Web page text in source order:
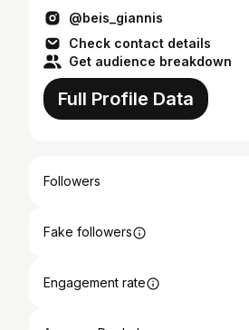
@beis_giannis
Check contact details
Get audience breakdown
Full Profile Data
Followers
Fake followers
Engagement rate